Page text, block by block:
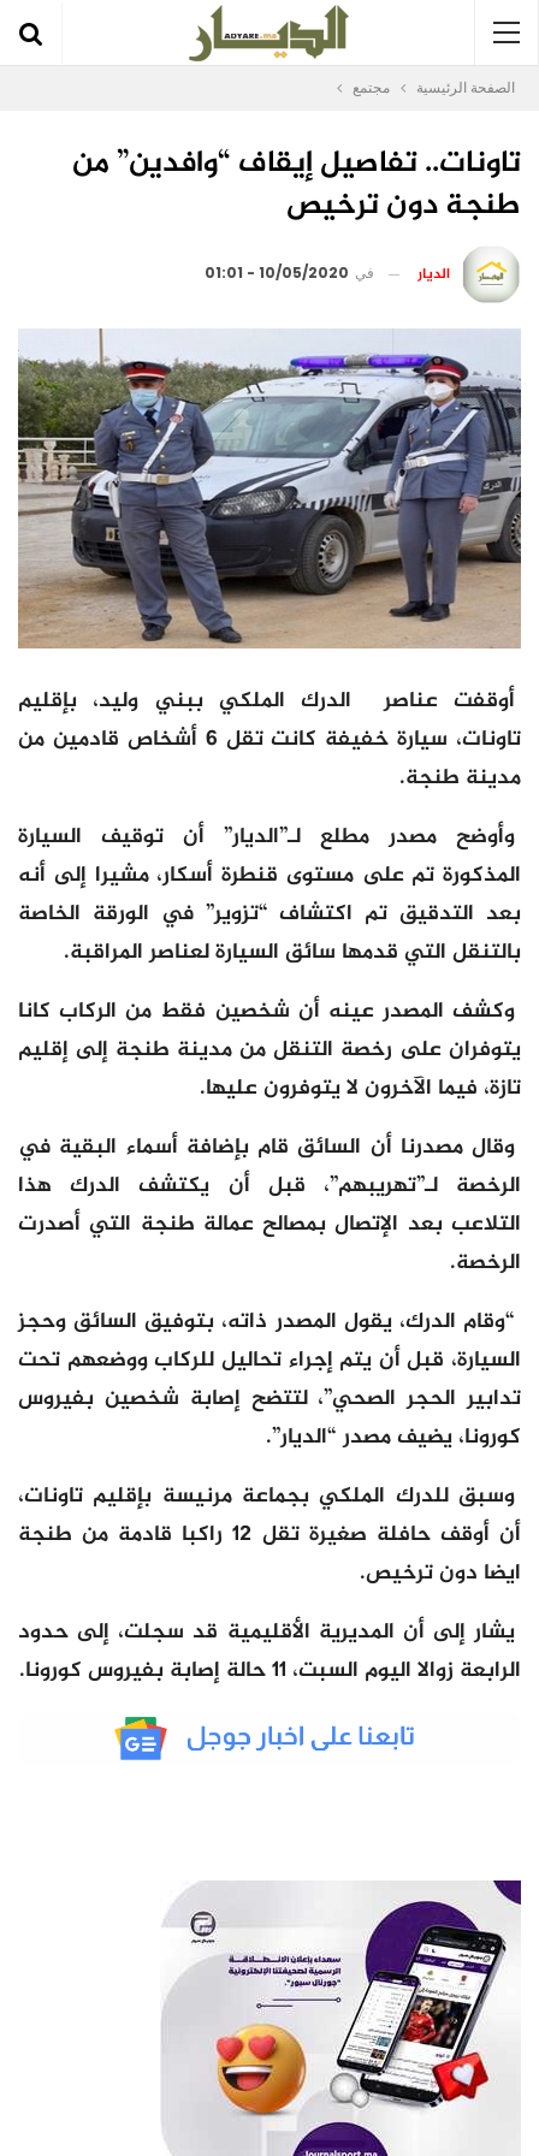
الصفحة الرئيسية مجتمع
تاونات.. تفاصيل إيقاف “وافدين” من
طنجة دون ترخيص
الديار في 10/05/2020 - 01:01
أوقفت عناصر الدرك الملكي ببني وليد، بإقليم
تاونات، سيارة خفيفة كانت تقل 6 أشخاص قادمين من
مدينة طنجة.
وأوضح مصدر مطلع لـ”الديار” أن توقيف السيارة
المذكورة تم على مستوى قنطرة أسكار، مشيرا إلى أنه
بعد التدقيق تم اكتشاف “تزوير” في الورقة الخاصة
بالتنقل التي قدمها سائق السيارة لعناصر المراقبة.
وكشف المصدر عينه أن شخصين فقط من الركاب كانا
يتوفران على رخصة التنقل من مدينة طنجة إلى إقليم
تازة، فيما الآخرون لا يتوفرون عليها.
وقال مصدرنا أن السائق قام بإضافة أسماء البقية في
الرخصة لـ”تهريبهم”، قبل أن يكتشف الدرك هذا
التلاعب بعد الإتصال بمصالح عمالة طنجة التي أصدرت
الرخصة.
“وقام الدرك، يقول المصدر ذاته، بتوفيق السائق وحجز
السيارة، قبل أن يتم إجراء تحاليل للركاب ووضعهم تحت
تدابير الحجر الصحي”، لتتضح إصابة شخصين بفيروس
كورونا، يضيف مصدر “الديار”.
وسبق للدرك الملكي بجماعة مرنيسة بإقليم تاونات،
أن أوقف حافلة صغيرة تقل 12 راكبا قادمة من طنجة
ايضا دون ترخيص.
يشار إلى أن المديرية الأقليمية قد سجلت، إلى حدود
الرابعة زوالا اليوم السبت، 11 حالة إصابة بفيروس كورونا.